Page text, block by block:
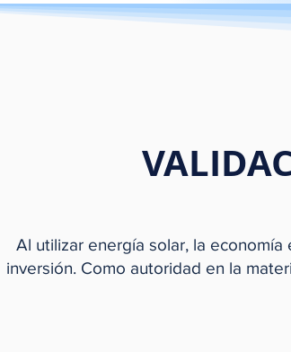
Al utilizar energía solar, la
inversión. Como autoridad en la